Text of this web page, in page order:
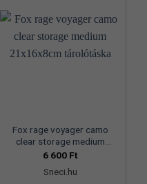
a
termékoldalon
Fox rage voyager camo
clear storage medium
21x16x8cm tárolótáska
6 600 Ft
Sneci.hu